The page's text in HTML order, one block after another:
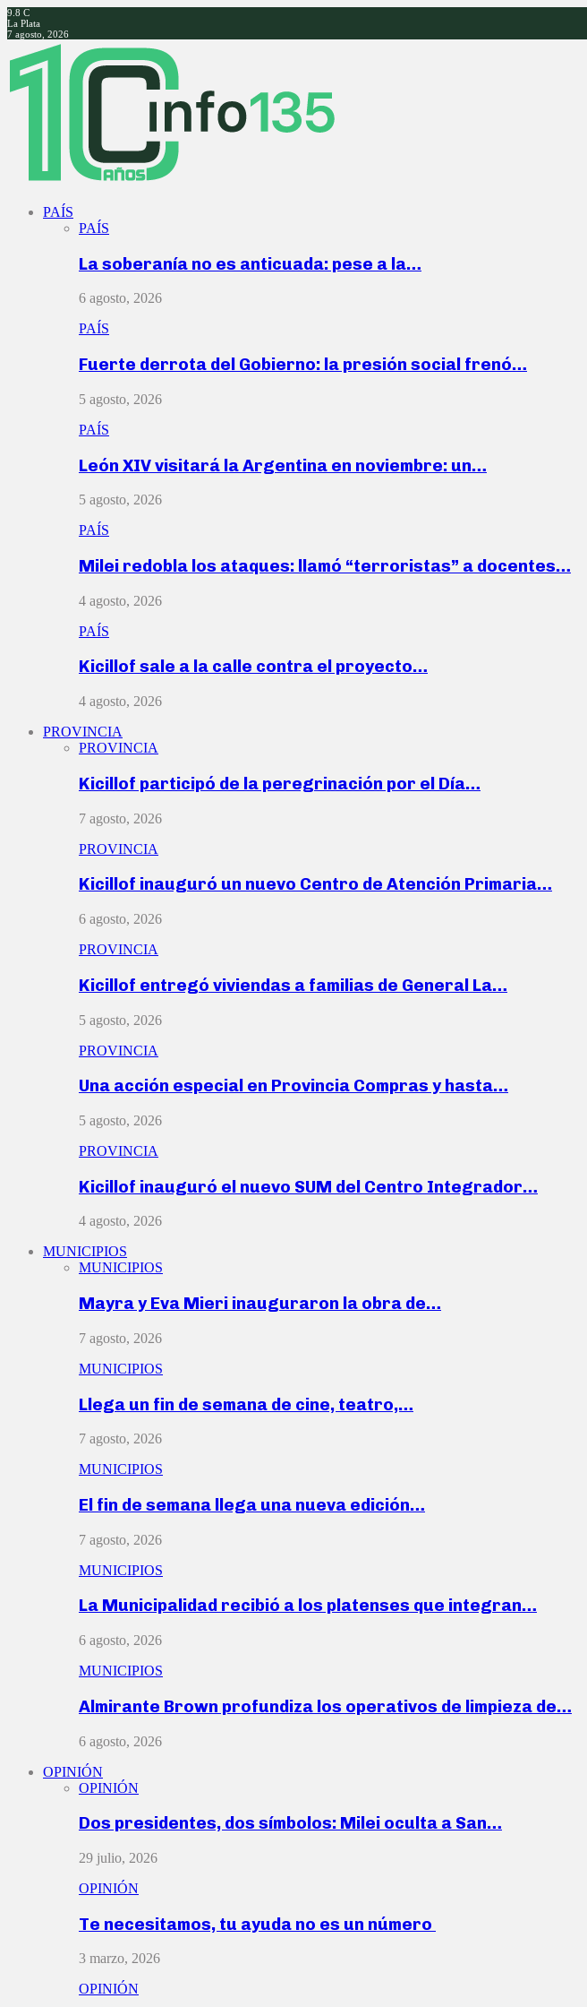
9.8 C
La Plata
7 agosto, 2026
Facebook
Twitter
Instagram
Youtube
PAÍS
PAÍS
La soberanía no es anticuada: pese a la…
6 agosto, 2026
PAÍS
Fuerte derrota del Gobierno: la presión social frenó…
5 agosto, 2026
PAÍS
León XIV visitará la Argentina en noviembre: un…
5 agosto, 2026
PAÍS
Milei redobla los ataques: llamó “terroristas” a docentes…
4 agosto, 2026
PAÍS
Kicillof sale a la calle contra el proyecto…
4 agosto, 2026
PROVINCIA
PROVINCIA
Kicillof participó de la peregrinación por el Día…
7 agosto, 2026
PROVINCIA
Kicillof inauguró un nuevo Centro de Atención Primaria…
6 agosto, 2026
PROVINCIA
Kicillof entregó viviendas a familias de General La…
5 agosto, 2026
PROVINCIA
Una acción especial en Provincia Compras y hasta…
5 agosto, 2026
PROVINCIA
Kicillof inauguró el nuevo SUM del Centro Integrador…
4 agosto, 2026
MUNICIPIOS
MUNICIPIOS
Mayra y Eva Mieri inauguraron la obra de…
7 agosto, 2026
MUNICIPIOS
Llega un fin de semana de cine, teatro,…
7 agosto, 2026
MUNICIPIOS
El fin de semana llega una nueva edición…
7 agosto, 2026
MUNICIPIOS
La Municipalidad recibió a los platenses que integran…
6 agosto, 2026
MUNICIPIOS
Almirante Brown profundiza los operativos de limpieza de…
6 agosto, 2026
OPINIÓN
OPINIÓN
Dos presidentes, dos símbolos: Milei oculta a San…
29 julio, 2026
OPINIÓN
Te necesitamos, tu ayuda no es un número
3 marzo, 2026
OPINIÓN